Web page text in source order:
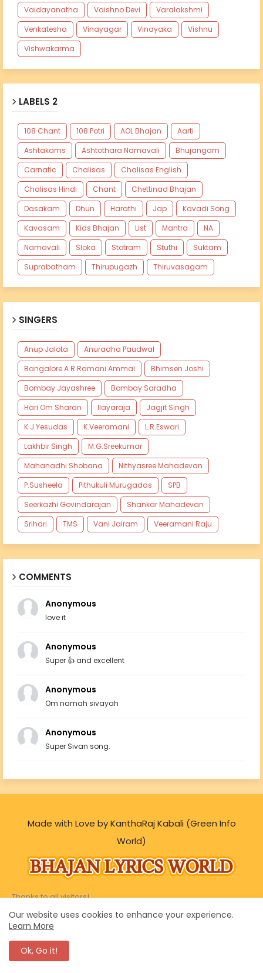
Vaidayanatha
Vaishno Devi
Varalakshmi
Venkatesha
Vinayagar Vinayaka
Vishnu
Vishwakarma
LABELS 2
108 Chant 108 Potri AOL Bhajan
Aarti
Ashtakams
Ashtothara Namavali
Bhujangam
Carnatic
Chalisas
Chalisas English
Chalisas Hindi
Chant
Chettinad Bhajan
Dasakam
Dhun Harathi Jap
Kavadi Song
Kavasam
Kids Bhajan List Mantra
NA
Namavali
Sloka Stotram Stuthi
Suktam
Suprabatham
Thirupugazh Thiruvasagam
SINGERS
Anup Jalota
Anuradha Paudwal
Bangalore A R Ramani Ammal
Bhimsen Joshi
Bombay Jayashree
Bombay Saradha
Hari Om Sharan
Ilayaraja
Jagjit Singh
K.J.Yesudas
K.Veeramani
L.R.Eswari
Lakhbir Singh
M.G.Sreekumar
Mahanadhi Shobana
Nithyasree Mahadevan
P.Susheela
Pithukuli Murugadas
SPB
Seerkazhi Govindarajan
Shankar Mahadevan
Srihari
TMS Vani Jairam Veeramani Raju
COMMENTS
Anonymous
love it
Anonymous
Super 👍 and excellent
Anonymous
Om namah sivayah
Anonymous
Super Sivan song.
Made with Love by KanthaRaj Kabali (Green Info
World)
Thanks to all visitors!
Our website uses cookies to enhance your experience.
Learn More
Ok, Go it!